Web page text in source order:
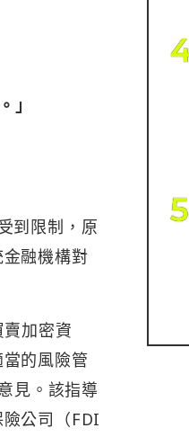
」
到限制，原
融機構對
加密資
的風險管
見。該指導
公司（FDI